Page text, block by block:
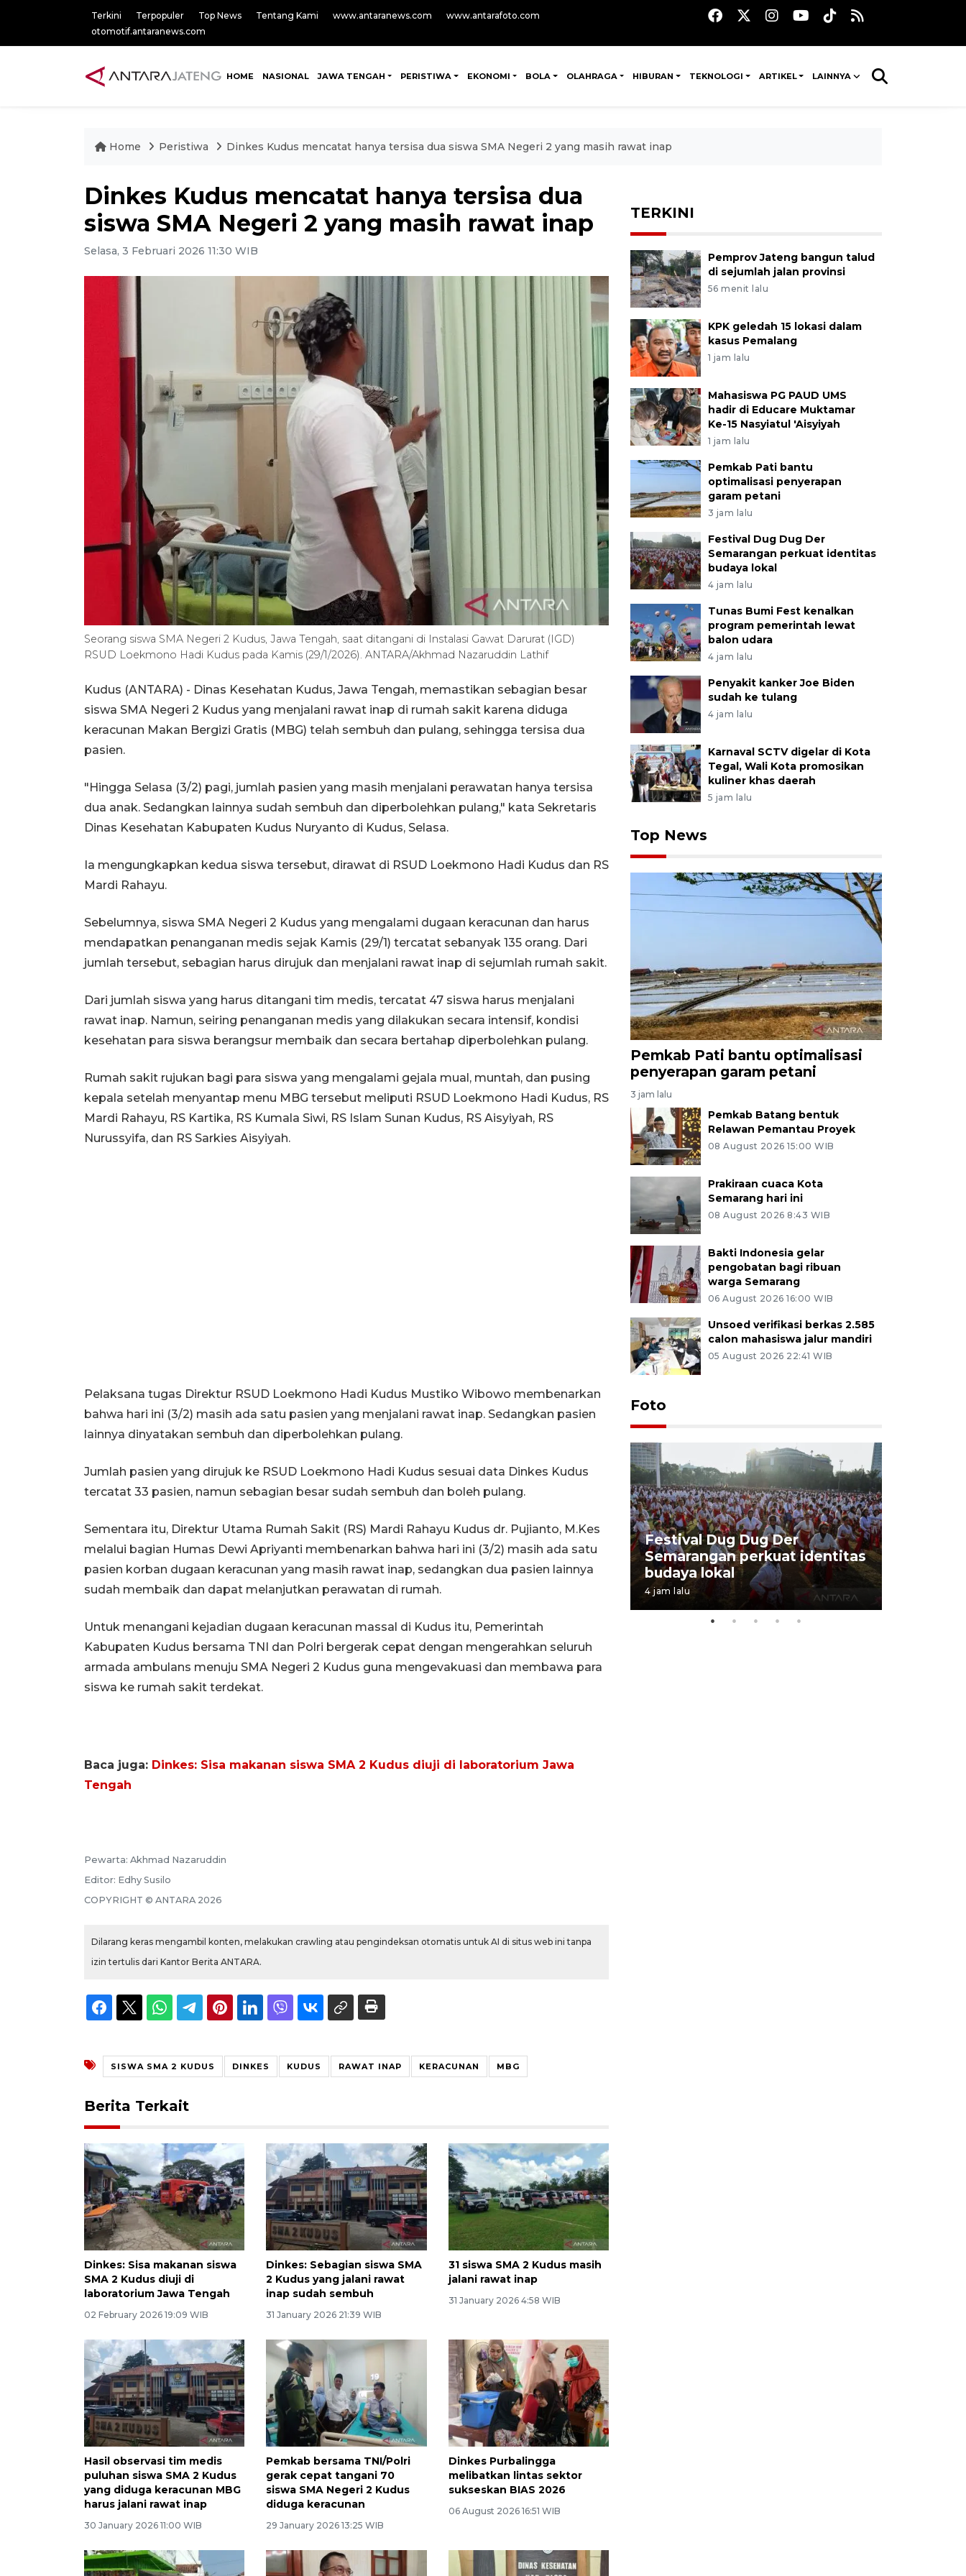
Terkini Terpopuler Top News Tentang Kami www.antaranews.com
www.antarafoto.com
otomotif.antaranews.com
HOME NASIONAL JAWA TENGAH PERISTIWA EKONOMI BOLA OLAHRAGA HIBURAN TEKNOLOGI ARTIKEL LAINNYA
Home Peristiwa Dinkes Kudus mencatat hanya tersisa dua siswa SMA Negeri 2 yang masih rawat inap
Dinkes Kudus mencatat hanya tersisa dua
siswa SMA Negeri 2 yang masih rawat inap
Selasa, 3 Februari 2026 11:30 WIB
Seorang siswa SMA Negeri 2 Kudus, Jawa Tengah, saat ditangani di Instalasi Gawat Darurat (IGD)
RSUD Loekmono Hadi Kudus pada Kamis (29/1/2026). ANTARA/Akhmad Nazaruddin Lathif
Kudus (ANTARA) - Dinas Kesehatan Kudus, Jawa Tengah, memastikan sebagian besar
siswa SMA Negeri 2 Kudus yang menjalani rawat inap di rumah sakit karena diduga
keracunan Makan Bergizi Gratis (MBG) telah sembuh dan pulang, sehingga tersisa dua
pasien.
"Hingga Selasa (3/2) pagi, jumlah pasien yang masih menjalani perawatan hanya tersisa
dua anak. Sedangkan lainnya sudah sembuh dan diperbolehkan pulang," kata Sekretaris
Dinas Kesehatan Kabupaten Kudus Nuryanto di Kudus, Selasa.
Ia mengungkapkan kedua siswa tersebut, dirawat di RSUD Loekmono Hadi Kudus dan RS
Mardi Rahayu.
Sebelumnya, siswa SMA Negeri 2 Kudus yang mengalami dugaan keracunan dan harus
mendapatkan penanganan medis sejak Kamis (29/1) tercatat sebanyak 135 orang. Dari
jumlah tersebut, sebagian harus dirujuk dan menjalani rawat inap di sejumlah rumah sakit.
Dari jumlah siswa yang harus ditangani tim medis, tercatat 47 siswa harus menjalani
rawat inap. Namun, seiring penanganan medis yang dilakukan secara intensif, kondisi
kesehatan para siswa berangsur membaik dan secara bertahap diperbolehkan pulang.
Rumah sakit rujukan bagi para siswa yang mengalami gejala mual, muntah, dan pusing
kepala setelah menyantap menu MBG tersebut meliputi RSUD Loekmono Hadi Kudus, RS
Mardi Rahayu, RS Kartika, RS Kumala Siwi, RS Islam Sunan Kudus, RS Aisyiyah, RS
Nurussyifa, dan RS Sarkies Aisyiyah.
Pelaksana tugas Direktur RSUD Loekmono Hadi Kudus Mustiko Wibowo membenarkan
bahwa hari ini (3/2) masih ada satu pasien yang menjalani rawat inap. Sedangkan pasien
lainnya dinyatakan sembuh dan diperbolehkan pulang.
Jumlah pasien yang dirujuk ke RSUD Loekmono Hadi Kudus sesuai data Dinkes Kudus
tercatat 33 pasien, namun sebagian besar sudah sembuh dan boleh pulang.
Sementara itu, Direktur Utama Rumah Sakit (RS) Mardi Rahayu Kudus dr. Pujianto, M.Kes
melalui bagian Humas Dewi Apriyanti membenarkan bahwa hari ini (3/2) masih ada satu
pasien korban dugaan keracunan yang masih rawat inap, sedangkan dua pasien lainnya
sudah membaik dan dapat melanjutkan perawatan di rumah.
Untuk menangani kejadian dugaan keracunan massal di Kudus itu, Pemerintah
Kabupaten Kudus bersama TNI dan Polri bergerak cepat dengan mengerahkan seluruh
armada ambulans menuju SMA Negeri 2 Kudus guna mengevakuasi dan membawa para
siswa ke rumah sakit terdekat.
Baca juga: Dinkes: Sisa makanan siswa SMA 2 Kudus diuji di laboratorium Jawa
Tengah
Pewarta: Akhmad Nazaruddin
Editor: Edhy Susilo
COPYRIGHT © ANTARA 2026
Dilarang keras mengambil konten, melakukan crawling atau pengindeksan otomatis untuk AI di situs web ini tanpa
izin tertulis dari Kantor Berita ANTARA.
SISWA SMA 2 KUDUS DINKES KUDUS RAWAT INAP KERACUNAN MBG
Berita Terkait
Dinkes: Sisa makanan siswa
SMA 2 Kudus diuji di
laboratorium Jawa Tengah
02 February 2026 19:09 WIB
Dinkes: Sebagian siswa SMA
2 Kudus yang jalani rawat
inap sudah sembuh
31 January 2026 21:39 WIB
31 siswa SMA 2 Kudus masih
jalani rawat inap
31 January 2026 4:58 WIB
Hasil observasi tim medis
puluhan siswa SMA 2 Kudus
yang diduga keracunan MBG
harus jalani rawat inap
30 January 2026 11:00 WIB
Pemkab bersama TNI/Polri
gerak cepat tangani 70
siswa SMA Negeri 2 Kudus
diduga keracunan
29 January 2026 13:25 WIB
Dinkes Purbalingga
melibatkan lintas sektor
sukseskan BIAS 2026
06 August 2026 16:51 WIB
TERKINI
Pemprov Jateng bangun talud
di sejumlah jalan provinsi
56 menit lalu
KPK geledah 15 lokasi dalam
kasus Pemalang
1 jam lalu
Mahasiswa PG PAUD UMS
hadir di Educare Muktamar
Ke-15 Nasyiatul 'Aisyiyah
1 jam lalu
Pemkab Pati bantu
optimalisasi penyerapan
garam petani
3 jam lalu
Festival Dug Dug Der
Semarangan perkuat identitas
budaya lokal
4 jam lalu
Tunas Bumi Fest kenalkan
program pemerintah lewat
balon udara
4 jam lalu
Penyakit kanker Joe Biden
sudah ke tulang
4 jam lalu
Karnaval SCTV digelar di Kota
Tegal, Wali Kota promosikan
kuliner khas daerah
5 jam lalu
Top News
Pemkab Pati bantu optimalisasi
penyerapan garam petani
3 jam lalu
Pemkab Batang bentuk
Relawan Pemantau Proyek
08 August 2026 15:00 WIB
Prakiraan cuaca Kota
Semarang hari ini
08 August 2026 8:43 WIB
Bakti Indonesia gelar
pengobatan bagi ribuan
warga Semarang
06 August 2026 16:00 WIB
Unsoed verifikasi berkas 2.585
calon mahasiswa jalur mandiri
05 August 2026 22:41 WIB
Foto
Pawai sapi tunggang angkat
potensi peternakan di Klaten
29 July 2026 21:38 WIB
Festival Dug Dug Der
Semarangan perkuat identitas
budaya lokal
4 jam lalu